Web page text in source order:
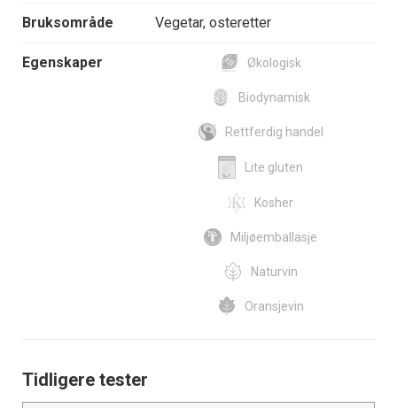
Bruksområde Vegetar, osteretter
Egenskaper Økologisk
Biodynamisk
Rettferdig handel
Lite gluten
Kosher
Miljøemballasje
Naturvin
Oransjevin
Tidligere tester